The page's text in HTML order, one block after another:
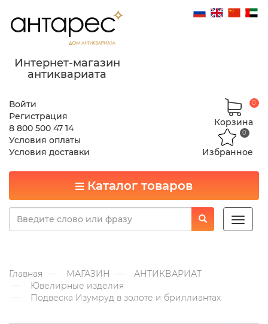
Интернет-магазин
антиквариата
Войти
Регистрация
8 800 500 47 14
Условия оплаты
Условия доставки
Корзина
0
Избранное
0
Каталог товаров
Toggle
Главная МАГАЗИН
АНТИКВАРИАТ
Ювелирные изделия
Подвеска Изумруд в золоте и бриллиантах